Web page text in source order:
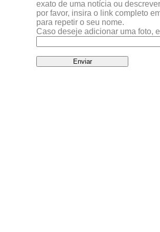
exato de uma notícia ou
por favor, insira o link completo
para repetir o seu nome.
Caso deseje adicionar uma foto,